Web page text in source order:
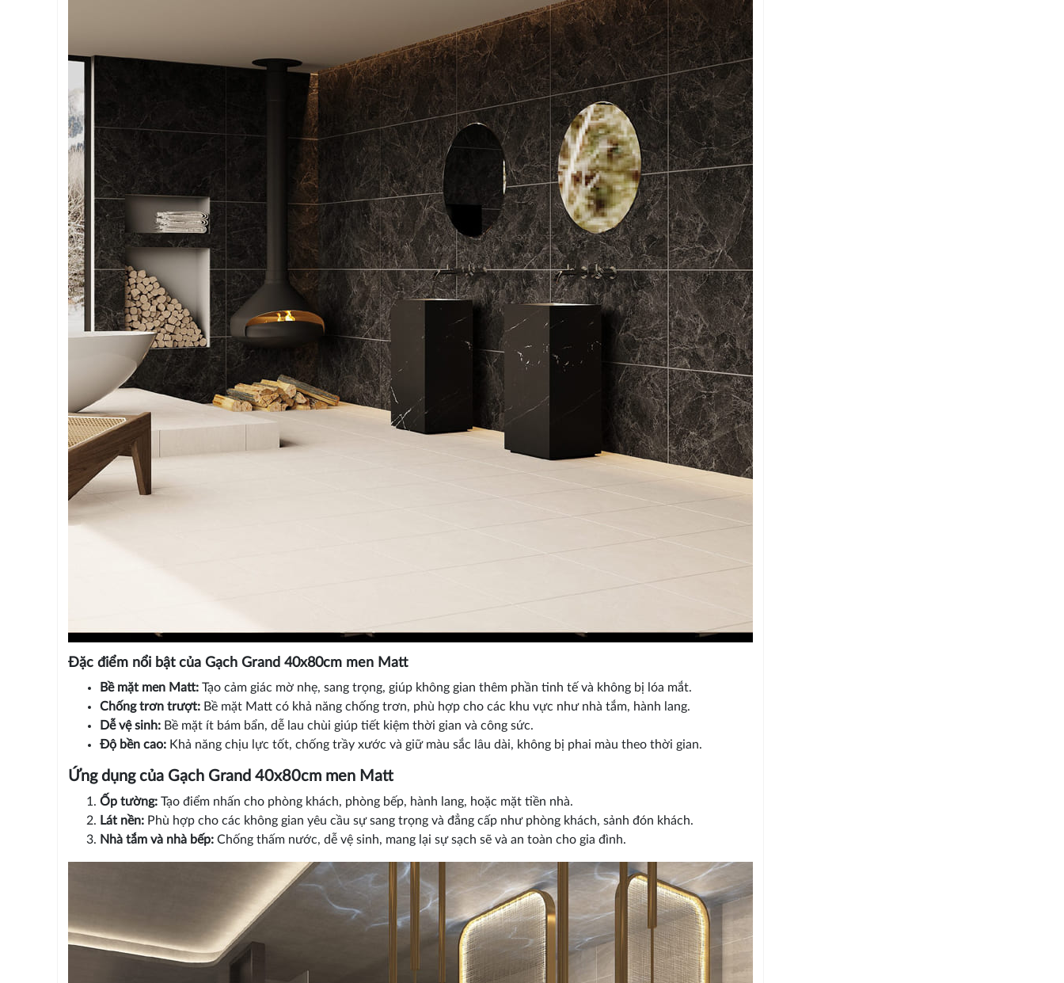
Đặc điểm nổi bật của Gạch Grand 40x80cm men Matt
Bề mặt men Matt:Tạo cảm giác mờ nhẹ, sang trọng, giúp không gian thêm phần tinh tế và không bị lóa mắt.
Chống trơn trượt:Bề mặt Matt có khả năng chống trơn, phù hợp cho các khu vực như nhà tắm, hành lang.
Dễ vệ sinh:Bề mặt ít bám bẩn, dễ lau chùi giúp tiết kiệm thời gian và công sức.
Độ bền cao:Khả năng chịu lực tốt, chống trầy xước và giữ màu sắc lâu dài, không bị phai màu theo thời gian.
Ứng dụng của Gạch Grand 40x80cm men Matt
Ốp tường:Tạo điểm nhấn cho phòng khách, phòng bếp, hành lang, hoặc mặt tiền nhà.
Lát nền:Phù hợp cho các không gian yêu cầu sự sang trọng và đẳng cấp như phòng khách, sảnh đón khách.
Nhà tắm và nhà bếp:Chống thấm nước, dễ vệ sinh, mang lại sự sạch sẽ và an toàn cho gia đình.